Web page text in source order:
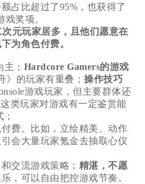
占比超过了95%，也获得了
戏奖项。
元玩家居多，且他们愿意在
为角色付费。
；
》的玩家有重叠；
游戏玩家，但主要群体还
类玩家对游戏有一定鉴赏能
费。比如，立绘精美、动作
会大量玩家氪金去抽取心仪
交流游戏策略；
，可以自由把控游戏节奏。
Hardcore Gamers的游戏
操作技巧
精湛，不愿